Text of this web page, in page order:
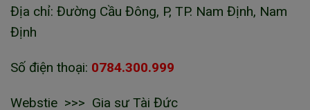
Địa chỉ: Đường Cầu Đông, P, TP. Nam Định, Nam
Định
Số điện thoại: 0784.300.999
Webstie >>> Gia sư Tài Đức